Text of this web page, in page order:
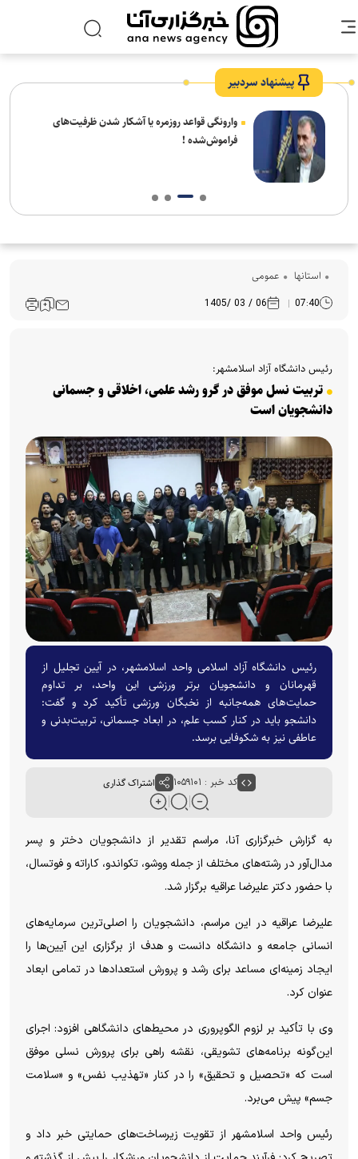
پیشنهاد سردبیر
وارونگی قواعد روزمره یا آشکار شدن ظرفیت‌های
فراموش‌شده !
استانها عمومی
07:40
06 / 03 /1405
رئیس دانشگاه آزاد اسلامشهر:
تربیت نسل موفق در گرو رشد علمی، اخلاقی و جسمانی
دانشجویان است
رئیس دانشگاه آزاد اسلامی واحد اسلامشهر، در آیین تجلیل از
قهرمانان و دانشجویان برتر ورزشی این واحد، بر تداوم
حمایت‌های همه‌جانبه از نخبگان ورزشی تأکید کرد و گفت:
دانشجو باید در کنار کسب علم، در ابعاد جسمانی، تربیت‌بدنی و
عاطفی نیز به شکوفایی برسد.
کد خبر : ۱۰۵۹۱۰۱ اشتراک گذاری
به گزارش خبرگزاری آنا، مراسم تقدیر از دانشجویان دختر و پسر
مدال‌آور در رشته‌های مختلف از جمله ووشو، تکواندو، کاراته و فوتسال،
با حضور دکتر علیرضا عراقیه برگزار شد.
علیرضا عراقیه در این مراسم، دانشجویان را اصلی‌ترین سرمایه‌های
انسانی جامعه و دانشگاه دانست و هدف از برگزاری این آیین‌ها را
ایجاد زمینه‌ای مساعد برای رشد و پرورش استعدادها در تمامی ابعاد
عنوان کرد.
وی با تأکید بر لزوم الگوپروری در محیط‌های دانشگاهی افزود: اجرای
این‌گونه برنامه‌های تشویقی، نقشه راهی برای پرورش نسلی موفق
است که «تحصیل و تحقیق» را در کنار «تهذیب نفس» و «سلامت
جسم» پیش می‌برد.
رئیس واحد اسلامشهر از تقویت زیرساخت‌های حمایتی خبر داد و